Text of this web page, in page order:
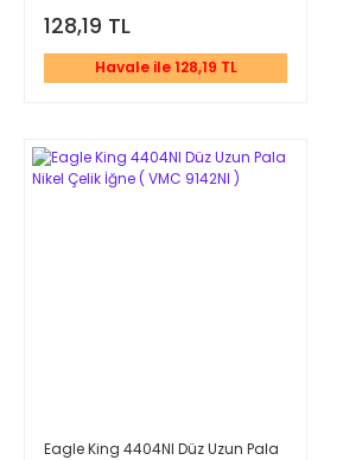
128,19 TL
Havale ile 128,19 TL
Eagle King 4404NI Düz Uzun Pala